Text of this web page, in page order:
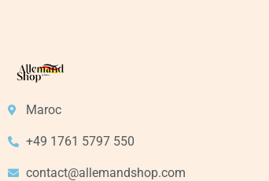
Maroc
+49 1761 5797 550
contact@allemandshop.com